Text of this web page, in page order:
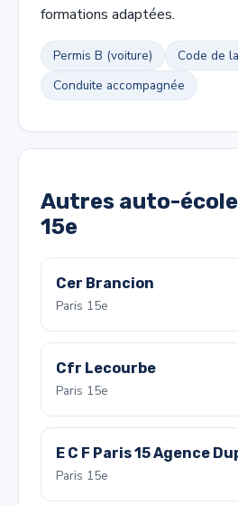
formations adaptées.
Permis B (voiture)
Code de
Conduite accompagnée
Autres auto-
15e
Cer Brancion
Paris 15e
Cfr Lecourbe
Paris 15e
E C F Paris 15 Agence
Paris 15e